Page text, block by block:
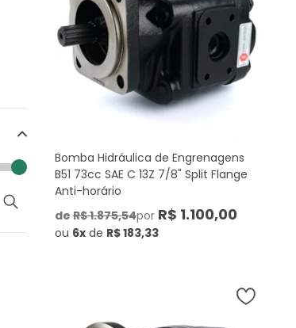
Bomba Hidráulica de Engrenagens
B51 73cc SAE C 13Z 7/8" Split Flange
Anti-horário
deR$ 1.875,54porR$ 1.100,00
ou 6xde R$ 183,33